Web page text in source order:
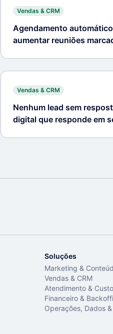
Vendas & CRM
Agendamento
aumentar reuniões
Vendas & CRM
Nenhum lead sem
digital que responde em
Soluções
Marketing &
Vendas & CRM
Atendimento &
Financeiro &
Operações, Dados